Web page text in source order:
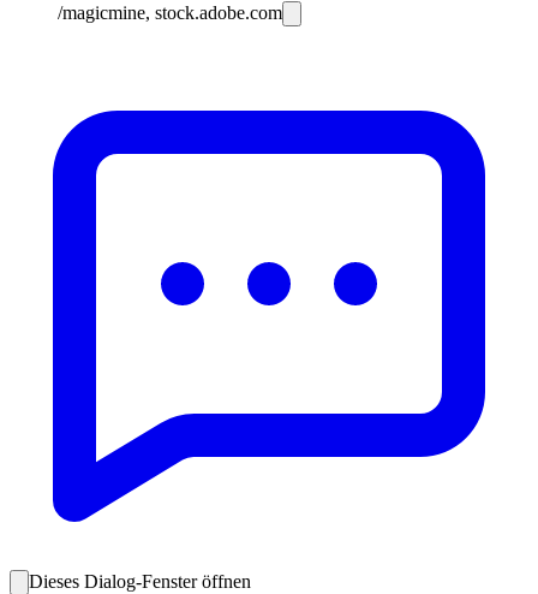
/magicmine, stock.adobe.com
Dieses Dialog-Fenster öffnen